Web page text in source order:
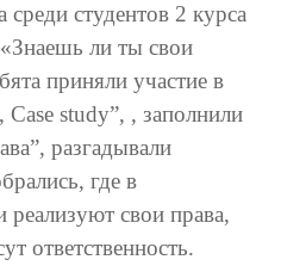
студентов 2 курса
ли ты свои
приняли участие в
Case study”, , заполнили
разгадывали
где в
свои права,
ответственность.